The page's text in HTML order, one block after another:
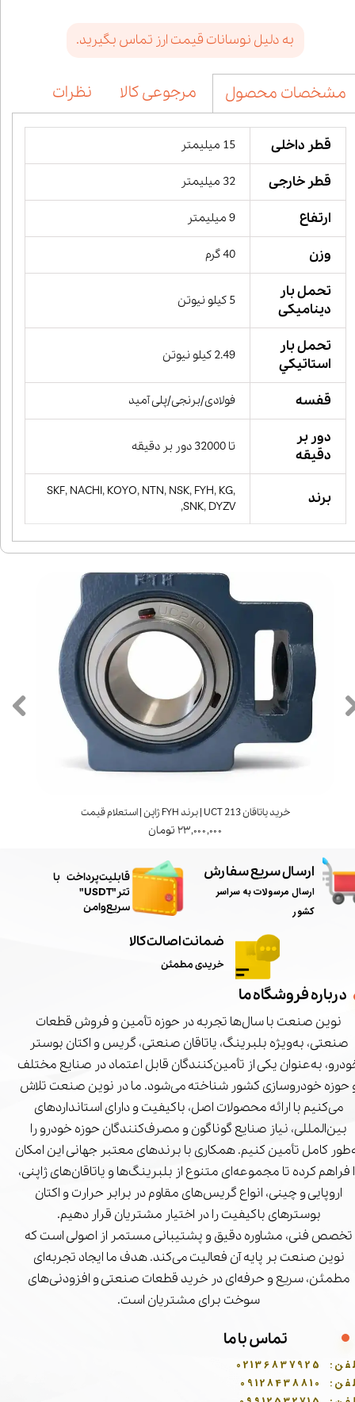
به دلیل نوسانات قیمت ارز تماس بگیرید.
مشخصات محصول مرجوعی کالا نظرات
قطر داخلی 15 میلیمتر
قطر خارجی 32 میلیمتر
ارتفاع 9 میلیمتر
وزن 40 گرم
تحمل بار
دینامیکی
5 کیلو نیوتن
تحمل بار
استاتيكي
2.49 کیلو نیوتن
قفسه فولادی/برنجی/پلی آمید
دور بر
دقیقه
تا 32000 دور بر دقیقه
برند
SKF, NACHI, KOYO, NTN, NSK, FYH, KG,
SNK, DYZV,
خرید یاتاقان UCT 213 | برند FYH ژاپن | استعلام قیمت
۲۳,۰۰۰,۰۰۰ تومان
ارسال سریع سفارش
ارسال مرسولات به سراسر
کشور
ضمانت اصالت کالا
خریدی مطمئن
درباره فروشگاه ما
نوین صنعت با سال‌ها تجربه در حوزه تأمین و فروش قطعات
صنعتی، به‌ویژه بلبرینگ، یاتاقان صنعتی، گریس و اکتان بوستر
به‌عنوان یکی از تأمین‌کنندگان قابل اعتماد در صنایع مختلف
حوزه خودروسازی کشور شناخته می‌شود. ما در نوین صنعت تلاش
می‌کنیم با ارائه محصولات اصل، باکیفیت و دارای استانداردهای
بین‌المللی، نیاز صنایع گوناگون و مصرف‌کنندگان حوزه خودرو را
کامل تأمین کنیم. همکاری با برندهای معتبر جهانی این امکان
فراهم کرده تا مجموعه‌ای متنوع از بلبرینگ‌ها و یاتاقان‌های ژاپنی،
اروپایی و چینی، انواع گریس‌های مقاوم در برابر حرارت و اکتان
بوسترهای باکیفیت را در اختیار مشتریان قرار دهیم.
تخصص فنی، مشاوره دقیق و پشتیبانی مستمر از اصولی است که
نوین صنعت بر پایه آن فعالیت می‌کند. هدف ما ایجاد تجربه‌ای
مطمئن، سریع و حرفه‌ای در خرید قطعات صنعتی و افزودنی‌های
سوخت برای مشتریان است.
تماس با ما
02136837925
09128438810
​قابلیت پرداخت با
تتر"USDT"
سریع و امن